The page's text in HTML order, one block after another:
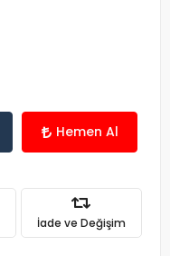
Hemen Al
İade ve Değişim